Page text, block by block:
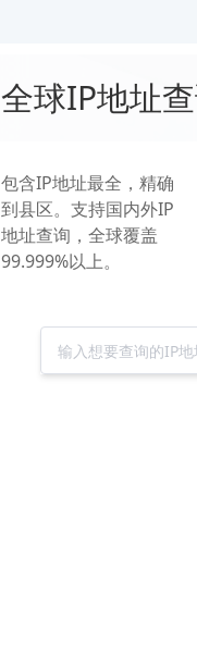
全球IP地址
包含IP地址最全，精确
到县区。支持国内外IP
地址查询，全球覆盖
99.999%以上。